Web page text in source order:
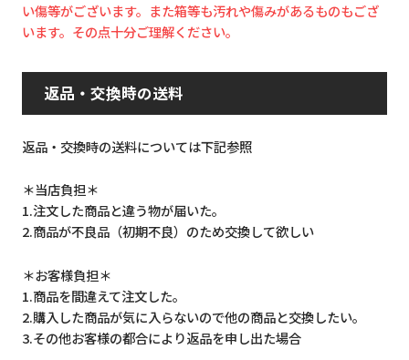
い傷等がございます。また箱等も汚れや傷みがあるものもござ
います。その点十分ご理解ください。
返品・交換時の送料
返品・交換時の送料については下記参照
＊当店負担＊
1.注文した商品と違う物が届いた。
2.商品が不良品（初期不良）のため交換して欲しい
＊お客様負担＊
1.商品を間違えて注文した。
2.購入した商品が気に入らないので他の商品と交換したい。
3.その他お客様の都合により返品を申し出た場合